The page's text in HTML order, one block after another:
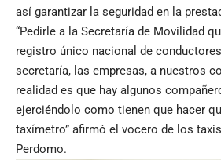
así garantizar la seguridad en la
“Pedirle a la Secretaría de Movilidad
registro único nacional de
secretaría, las empresas, a nuestros
realidad es que hay algunos
ejerciéndolo como tienen que hacer
taxímetro” afirmó el vocero de los
Perdomo.